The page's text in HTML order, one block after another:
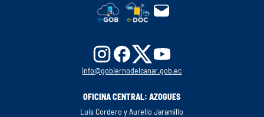
info@gobiernodelcanar.gob.ec
OFICINA CENTRAL: AZOGUES
Luis Cordero y Aurelio Jaramillo